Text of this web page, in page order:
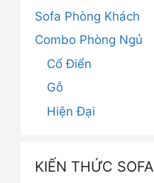
Sofa Phòng Khách
Combo Phòng Ngủ
Cổ Điển
Gỗ
Hiện Đại
KIẾN THỨC SOFA